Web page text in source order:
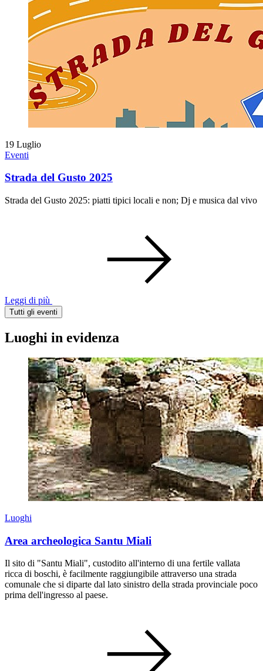
19 Luglio
Eventi
Strada del Gusto 2025
Strada del Gusto 2025: piatti tipici locali e non; Dj e musica dal vivo
Leggi di più
Tutti gli eventi
Luoghi in evidenza
Luoghi
Area archeologica Santu Miali
Il sito di "Santu Miali", custodito all'interno di una fertile vallata
ricca di boschi, è facilmente raggiungibile attraverso una strada
comunale che si diparte dal lato sinistro della strada provinciale poco
prima dell'ingresso al paese.